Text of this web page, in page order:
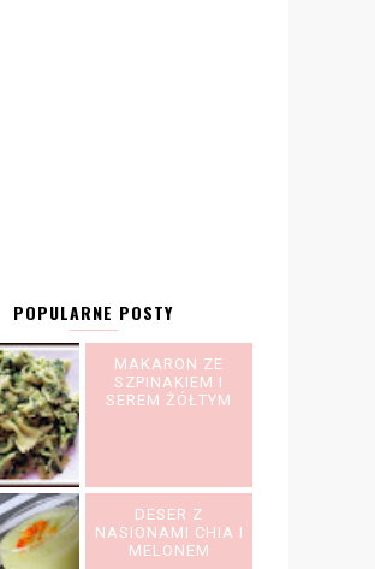
POPULARNE POSTY
MAKARON ZE
SZPINAKIEM I
SEREM ŻÓŁTYM
DESER Z
NASIONAMI CHIA I
MELONEM